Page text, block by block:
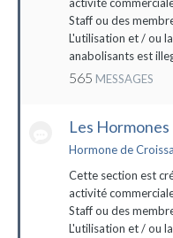
activité
Staff ou des
L'utilisation et / ou
anabolisants est
565 MESSAGES
Les Hormones
Cette section est
activité
Staff ou des
L'utilisation et / ou